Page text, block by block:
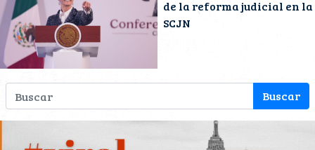
de la reforma judicial en la
SCJN